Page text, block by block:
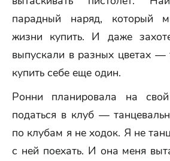
парадный наряд, который
жизни купить. И даже
выпускали в разных цветах —
купить себе еще один.
Ронни планировала на
податься в клуб —
по клубам я не ходок. Я не
с ней поехать. И она меня